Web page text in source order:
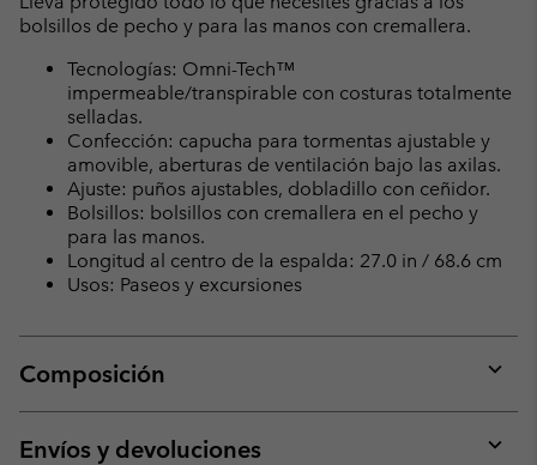
bolsillos de pecho y para las manos con cremallera.
Tecnologías: Omni-Tech™
impermeable/transpirable con costuras totalmente
selladas.
Confección: capucha para tormentas ajustable y
amovible, aberturas de ventilación bajo las axilas.
Ajuste: puños ajustables, dobladillo con ceñidor.
Bolsillos: bolsillos con cremallera en el pecho y
para las manos.
Longitud al centro de la espalda: 27.0 in / 68.6 cm
Usos: Paseos y excursiones
Composición
or
Envíos y devoluciones